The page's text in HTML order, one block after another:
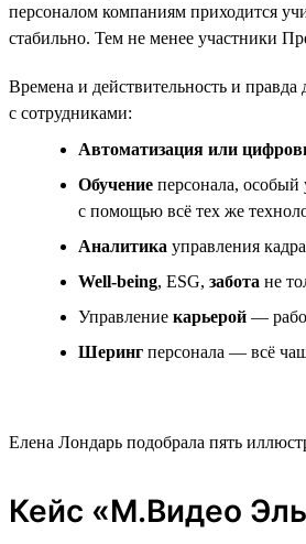
персоналом компаниям приходится
стабильно. Тем не менее участники
Времена и действительность и
с сотрудниками:
Автоматизация или
Обучение персонала, особый
с помощью всё тех же
Аналитика управления
Well-being, ESG, забота не
Управление карьерой —
Шеринг персонала — всё
Елена Лондарь подобрала пять
Кейс «М.Видео